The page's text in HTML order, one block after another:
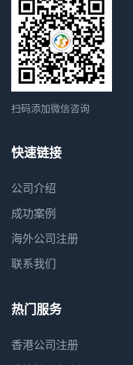
扫码添加微信咨询
快速链接
公司介绍
成功案例
海外公司注册
联系我们
热门服务
香港公司注册